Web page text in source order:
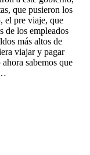
que pusieron los
el pre viaje, que
de los empleados
más altos de
viajar y pagar
sabemos que